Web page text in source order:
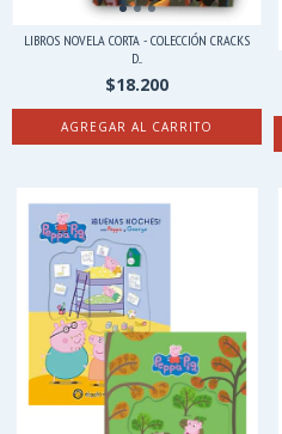
LIBROS NOVELA CORTA - COLECCIÓN CRACKS
D...
$18.200
AGREGAR AL CARRITO